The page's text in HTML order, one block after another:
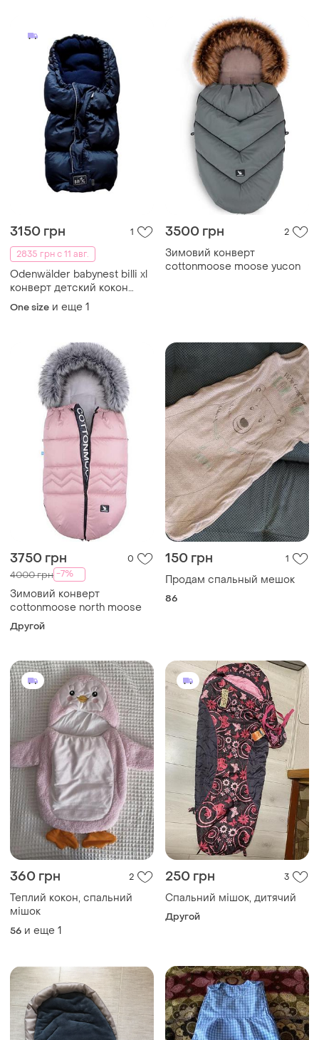
3150 грн
1
2835 грн с 11 авг.
Odenwälder babynest billi xl
конверт детский кокон
спальник теплый синий
odenwalder чехол в коляску
спальный мешок
One size и еще 1
3500 грн 2
Зимовий конверт
cottonmoose moose yucon
3750 грн 0
4000 грн -7%
Зимовий конверт
cottonmoose north moose
Другой
150 грн 1
Продам спальный мешок
86
360 грн 2
Теплий кокон, спальний
мішок
56 и еще 1
250 грн 3
Спальний мішок, дитячий
Другой